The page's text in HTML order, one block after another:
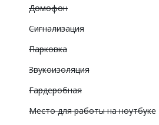
Домофон
Сигнализация
Парковка
Звукоизоляция
Гардеробная
Место для работы на ноутбуке